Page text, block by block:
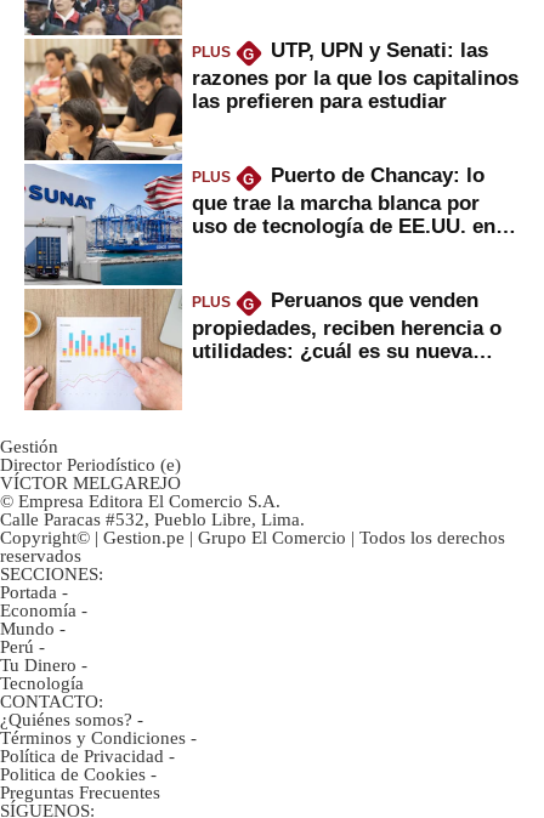
PLUS G
UTP, UPN y Senati: las
razones por la que los capitalinos
las prefieren para estudiar
PLUS G
Puerto de Chancay: lo
que trae la marcha blanca por
uso de tecnología de EE.UU. en
PLUS G
Peruanos que venden
propiedades, reciben herencia o
utilidades: ¿cuál es su nueva
Gestión
Director Periodístico (e)
VÍCTOR MELGAREJO
© Empresa Editora El Comercio S.A.
Calle Paracas #532, Pueblo Libre, Lima.
Copyright© | Gestion.pe | Grupo El Comercio | Todos los derechos
reservados
SECCIONES:
Portada -
Economía -
Mundo -
Perú -
Tu Dinero -
Tecnología
CONTACTO:
¿Quiénes somos? -
Términos y Condiciones -
Política de Privacidad -
Politica de Cookies -
Preguntas Frecuentes
SÍGUENOS: